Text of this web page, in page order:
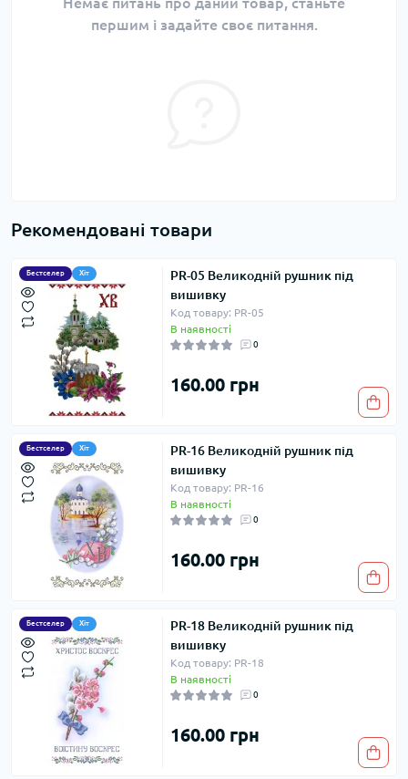
першим і задайте своє питання.
Рекомендовані товари
Бестселер Хіт
PR-05 Великодній рушник під
вишивку
Код товару: PR-05
В наявності
0
160.00 грн
Бестселер Хіт
PR-16 Великодній рушник під
вишивку
Код товару: PR-16
В наявності
0
160.00 грн
Бестселер Хіт
PR-18 Великодній рушник під
вишивку
Код товару: PR-18
В наявності
0
160.00 грн